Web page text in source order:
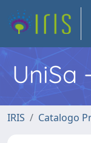
UniSa
IRIS Catalogo